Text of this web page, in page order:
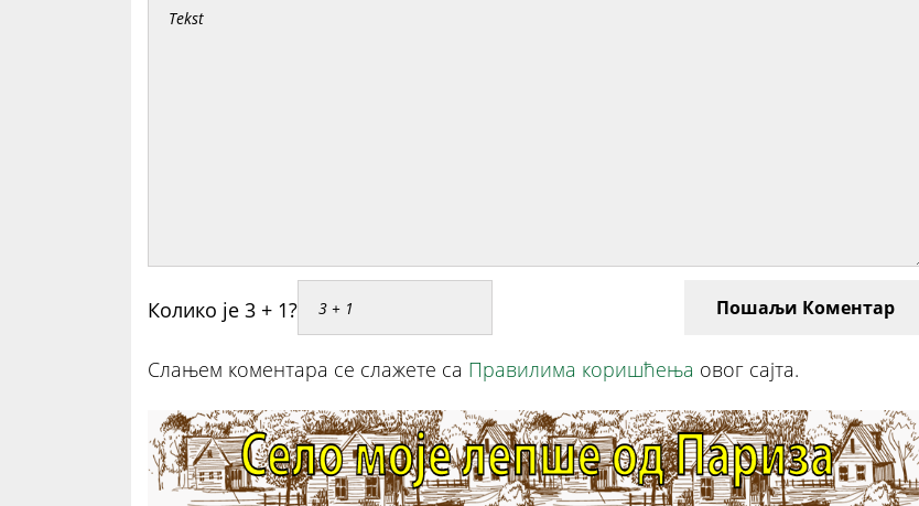
Колико је 3 + 1? Пошаљи Коментар
Слањем коментара се слажете са Правилима коришћења овог сајта.